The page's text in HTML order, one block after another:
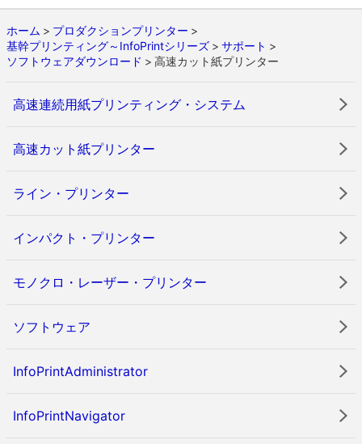
ホーム
プロダクションプリンター
基幹プリンティング～InfoPrintシリーズ
サポート
ソフトウェアダウンロード
高速カット紙プリンター
高速連続用紙プリンティング・システム
高速カット紙プリンター
ライン・プリンター
インパクト・プリンター
モノクロ・レーザー・プリンター
ソフトウェア
InfoPrintAdministrator
InfoPrintNavigator